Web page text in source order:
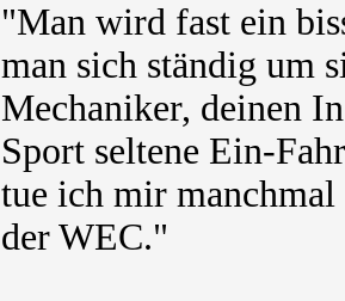
"Man wird fast ein
man sich ständig um
Mechaniker, deinen
Sport seltene Ein-
tue ich mir
der WEC."